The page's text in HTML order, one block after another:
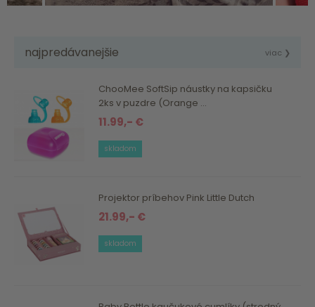
najpredávanejšie viac ❯
ChooMee SoftSip náustky na kapsičku
2ks v puzdre (Orange ...
11.99,- €
skladom
Projektor príbehov Pink Little Dutch
21.99,- €
skladom